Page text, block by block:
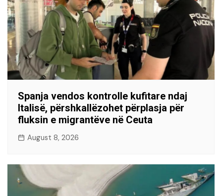
Spanja vendos kontrolle kufitare ndaj
Italisë, përshkallëzohet përplasja për
fluksin e migrantëve në Ceuta
August 8, 2026